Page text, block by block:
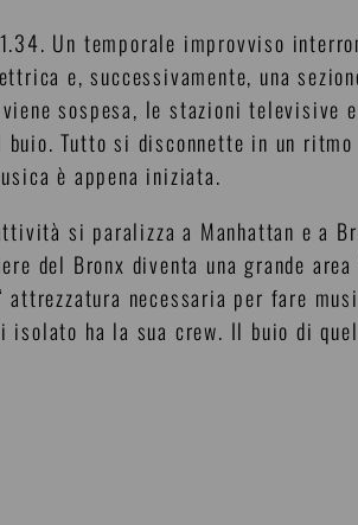
Un temporale improvviso
e, successivamente, una
sospesa, le stazioni televisive
buio. Tutto si disconnette in un
è appena iniziata.
si paralizza a Manhattan e a
del Bronx diventa una grande
attrezzatura necessaria per fare
isolato ha la sua crew. Il buio di